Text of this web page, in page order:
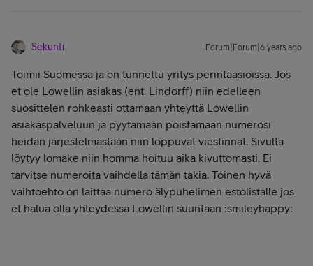
Sekunti Forum|Forum|6 years ago
Toimii Suomessa ja on tunnettu yritys perintäasioissa. Jos
et ole Lowellin asiakas (ent. Lindorff) niin edelleen
suosittelen rohkeasti ottamaan yhteyttä Lowellin
asiakaspalveluun ja pyytämään poistamaan numerosi
heidän järjestelmästään niin loppuvat viestinnät. Sivulta
löytyy lomake niin homma hoituu aika kivuttomasti. Ei
tarvitse numeroita vaihdella tämän takia. Toinen hyvä
vaihtoehto on laittaa numero älypuhelimen estolistalle jos
et halua olla yhteydessä Lowellin suuntaan :smileyhappy: